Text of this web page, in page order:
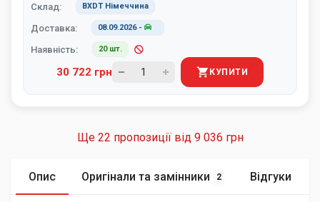
Склад: BXDT Німеччина
Доставка: 08.09.2026-
Наявність: 20 шт.
30 722 грн КУПИТИ
Ще 22 пропозиції від 9 036 грн
Опис Оригінали та замінники 2 Відгуки